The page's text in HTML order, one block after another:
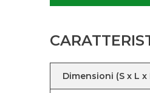
Dimensioni (S x L x